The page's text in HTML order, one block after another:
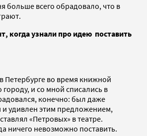
больше всего обрадовало, что в
когда узнали про идею поставить
Петербурге во время книжной
городу, и со мной списались в
конечно: был даже
и удивлен этим предложением,
«Петровых» в театре.
ничего невозможно поставить.